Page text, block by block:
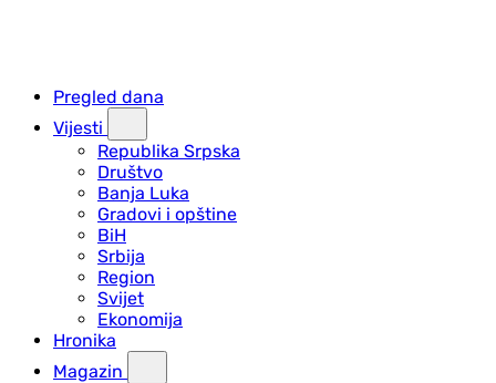
Pregled dana
Vijesti
Republika Srpska
Društvo
Banja Luka
Gradovi i opštine
BiH
Srbija
Region
Svijet
Ekonomija
Hronika
Magazin